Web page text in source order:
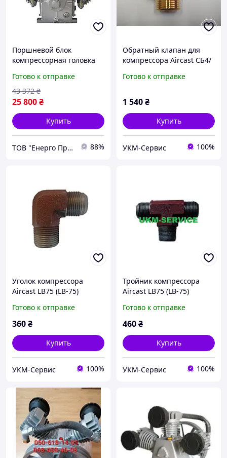
Поршневой блок
компрессорная головка
Готово к отправке
25 800₴
43 372 ₴
Купить
ТОВ "Енерго Про" 88%
Обратный клапан для
компрессора Aircast СБ4/
Готово к отправке
1 540₴
Купить
УКМ-Сервис 100%
Уголок компрессора
Aircast LB75 (LB-75)
Готово к отправке
360₴
Купить
УКМ-Сервис 100%
Тройник компрессора
Aircast LB75 (LB-75)
Готово к отправке
460₴
Купить
УКМ-Сервис 100%